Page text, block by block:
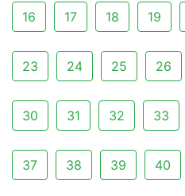
16 17 18 19
23 24 25 26
30 31 32 33
37 38 39 40